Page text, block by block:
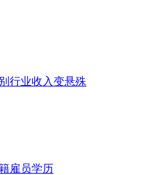
行业收入变悬殊
雇员学历